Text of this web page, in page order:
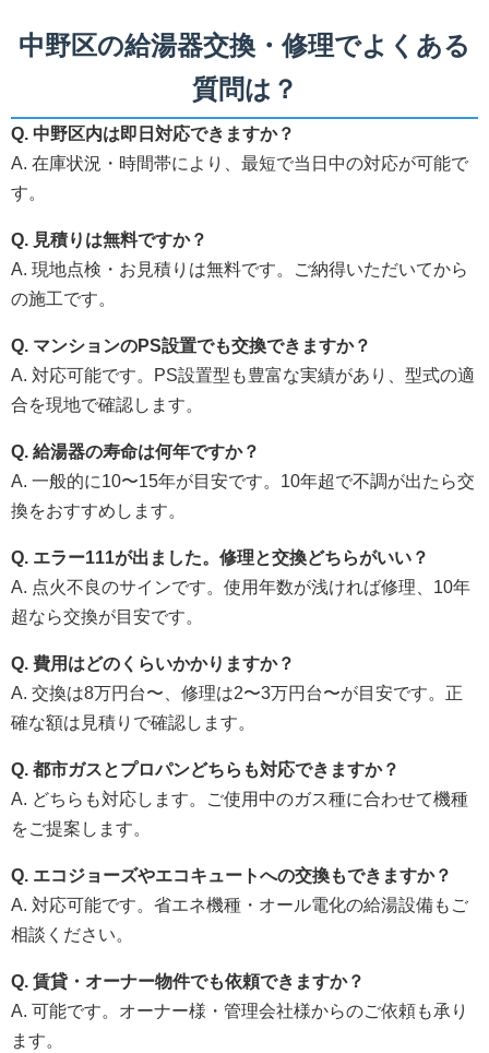
中野区の給湯器交換・修理でよくある
質問は？
Q. 中野区内は即日対応できますか？
A. 在庫状況・時間帯により、最短で当日中の対応が可能で
す。
Q. 見積りは無料ですか？
A. 現地点検・お見積りは無料です。ご納得いただいてから
の施工です。
Q. マンションのPS設置でも交換できますか？
A. 対応可能です。PS設置型も豊富な実績があり、型式の適
合を現地で確認します。
Q. 給湯器の寿命は何年ですか？
A. 一般的に10〜15年が目安です。10年超で不調が出たら交
換をおすすめします。
Q. エラー111が出ました。修理と交換どちらがいい？
A. 点火不良のサインです。使用年数が浅ければ修理、10年
超なら交換が目安です。
Q. 費用はどのくらいかかりますか？
A. 交換は8万円台〜、修理は2〜3万円台〜が目安です。正
確な額は見積りで確認します。
Q. 都市ガスとプロパンどちらも対応できますか？
A. どちらも対応します。ご使用中のガス種に合わせて機種
をご提案します。
Q. エコジョーズやエコキュートへの交換もできますか？
A. 対応可能です。省エネ機種・オール電化の給湯設備もご
相談ください。
Q. 賃貸・オーナー物件でも依頼できますか？
A. 可能です。オーナー様・管理会社様からのご依頼も承り
ます。